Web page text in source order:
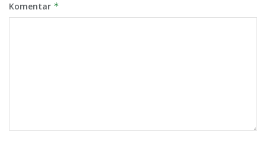
Komentar *